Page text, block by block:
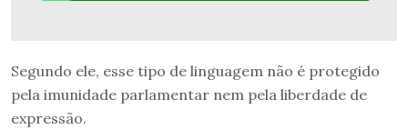
Segundo ele, esse tipo de linguagem não é protegido
pela imunidade parlamentar nem pela liberdade de
expressão.